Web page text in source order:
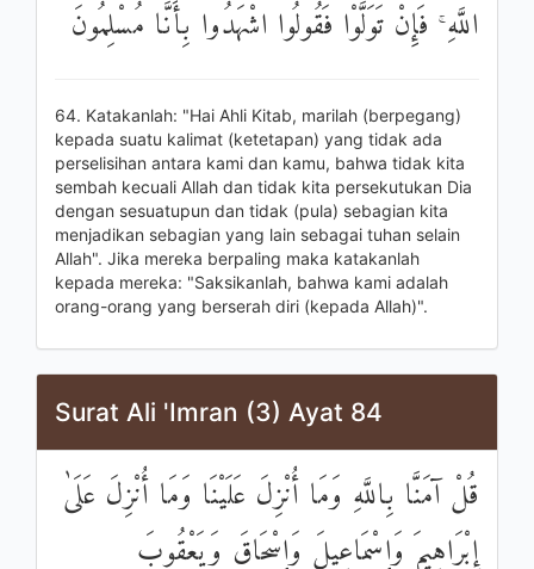
اللَّهِ ۚ فَإِنْ تَوَلَّوْا فَقُولُوا اشْهَدُوا بِأَنَّا مُسْلِمُونَ
64. Katakanlah: "Hai Ahli Kitab, marilah (berpegang)
kepada suatu kalimat (ketetapan) yang tidak ada
perselisihan antara kami dan kamu, bahwa tidak kita
sembah kecuali Allah dan tidak kita persekutukan Dia
dengan sesuatupun dan tidak (pula) sebagian kita
menjadikan sebagian yang lain sebagai tuhan selain
Allah". Jika mereka berpaling maka katakanlah
kepada mereka: "Saksikanlah, bahwa kami adalah
orang-orang yang berserah diri (kepada Allah)".
Surat Ali 'Imran (3) Ayat 84
قُلْ آمَنَّا بِاللَّهِ وَمَا أُنْزِلَ عَلَيْنَا وَمَا أُنْزِلَ عَلَىٰ
إِبْرَاهِيمَ وَإِسْمَاعِيلَ وَإِسْحَاقَ وَيَعْقُوبَ